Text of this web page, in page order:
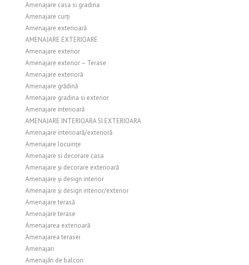
Amenajare casa si gradina
Amenajare curți
Amenajare exterioară
AMENAJARE EXTERIOARE
Amenajare exterior
Amenajare exterior – Terase
Amenajare exterioră
Amenajare grădină
Amenajare gradina si exterior
Amenajare interioară
AMENAJARE INTERIOARA SI EXTERIOARA
Amenajare interioară/exterioră
Amenajare locuințe
Amenajare si decorare casa
Amenajare și decorare exterioară
Amenajare și design interior
Amenajare și design interior/exterior
Amenajare terasă
Amenajare terase
Amenajarea exterioară
Amenajarea terasei
Amenajari
Amenajări de balcon